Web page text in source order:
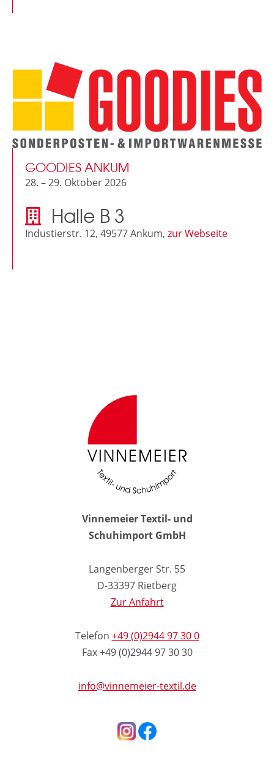
GOODIES ANKUM
28. – 29. Oktober 2026
Halle B 3
Industierstr. 12, 49577 Ankum, zur Webseite
Vinnemeier Textil- und
Schuhimport GmbH
Langenberger Str. 55
D-33397 Rietberg
Zur Anfahrt
Telefon +49 (0)2944 97 30 0
Fax +49 (0)2944 97 30 30
info@vinnemeier-textil.de